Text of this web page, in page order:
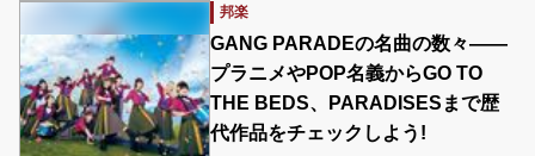
邦楽
GANG PARADEの名曲の数々――
プラニメやPOP名義からGO TO
THE BEDS、PARADISESまで歴
代作品をチェックしよう!